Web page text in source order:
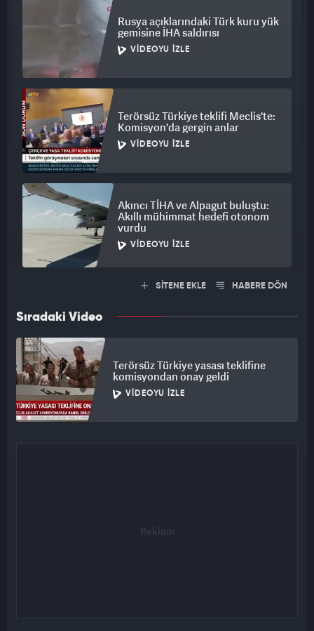
Rusya açıklarındaki Türk kuru yük
gemisine İHA saldırısı
VIDEOYU İZLE
Terörsüz Türkiye teklifi Meclis'te:
Komisyon'da gergin anlar
VIDEOYU İZLE
Akıncı TİHA ve Alpagut buluştu:
Akıllı mühimmat hedefi otonom
vurdu
VIDEOYU İZLE
SİTENE EKLE HABERE DÖN
Sıradaki Video
Terörsüz Türkiye yasası teklifine
komisyondan onay geldi
VIDEOYU İZLE